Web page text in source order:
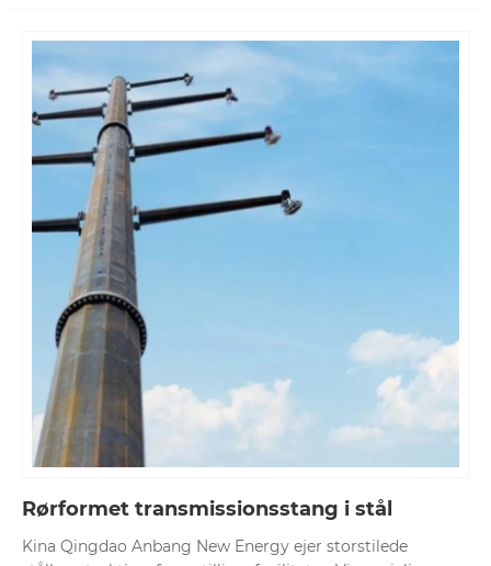
Rørformet transmissionsstang i stål
Kina Qingdao Anbang New Energy ejer storstilede